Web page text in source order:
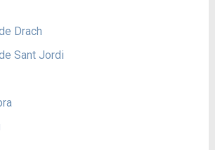
Drach
Sant Jordi